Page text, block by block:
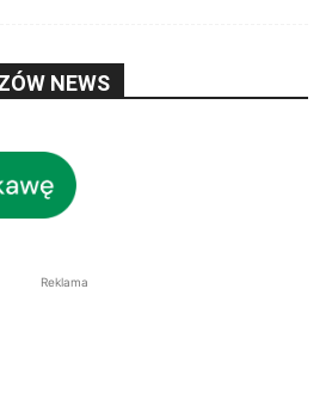
NEWS
Reklama